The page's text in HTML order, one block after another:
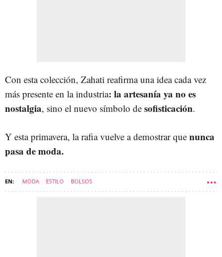
Con esta colección, Zahati reafirma una idea cada vez
más presente en la industria: la artesanía ya no es
nostalgia, sino el nuevo símbolo de sofisticación.
Y esta primavera, la rafia vuelve a demostrar que nunca
pasa de moda.
MODA ESTILO BOLSOS